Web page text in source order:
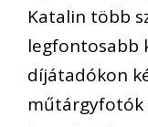
Katalin több
legfontosabb
díjátadókon
műtárgyfotók